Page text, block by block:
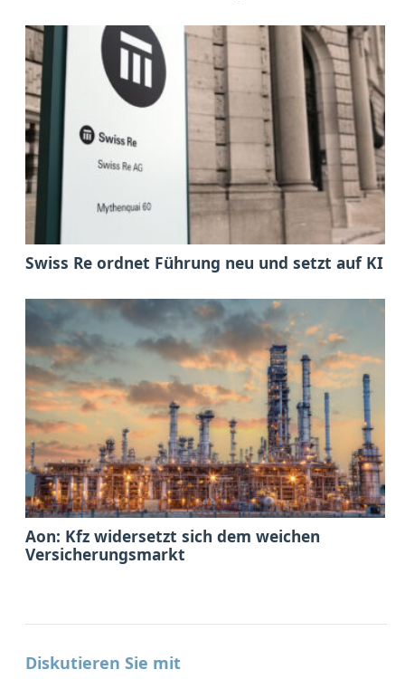
Swiss Re ordnet Führung neu und setzt auf KI
Aon: Kfz widersetzt sich dem weichen
Versicherungsmarkt
Diskutieren Sie mit